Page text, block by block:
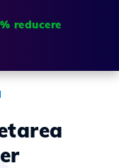
reducere